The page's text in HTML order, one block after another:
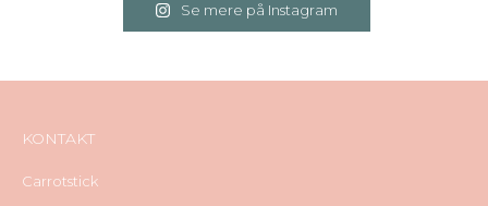
Se mere på Instagram
KONTAKT
Carrotstick